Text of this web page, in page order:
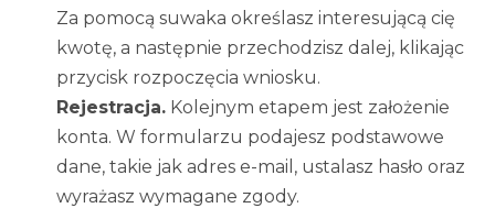
Za pomocą suwaka określasz interesującą cię
kwotę, a następnie przechodzisz dalej, klikając
przycisk rozpoczęcia wniosku.
Rejestracja. Kolejnym etapem jest założenie
konta. W formularzu podajesz podstawowe
dane, takie jak adres e-mail, ustalasz hasło oraz
wyrażasz wymagane zgody.